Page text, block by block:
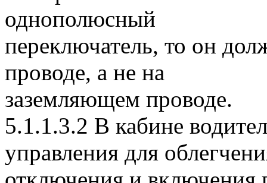
однополюсный
переключатель, то он
проводе, а не на
заземляющем проводе.
5.1.1.3.2 В кабине
управления для